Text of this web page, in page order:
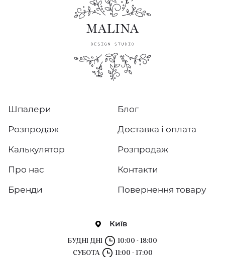
Київ
БУДНІ ДНІ
10:00 - 18:00
СУБОТА
11:00 - 17:00
Шпалери
Розпродаж
Калькулятор
Про нас
Бренди
Блог
Доставка і оплата
Розпродаж
Контакти
Повернення товару